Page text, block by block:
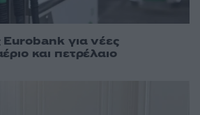
Eurobank για νέες
και πετρέλαιο